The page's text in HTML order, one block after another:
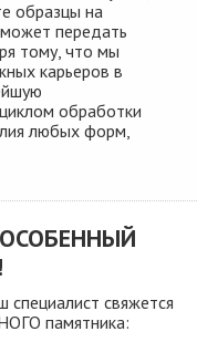
образцы на
передать
тому, что мы
карьеров в
обработки
любых форм,
ОСОБЕННЫЙ
свяжется
памятника: